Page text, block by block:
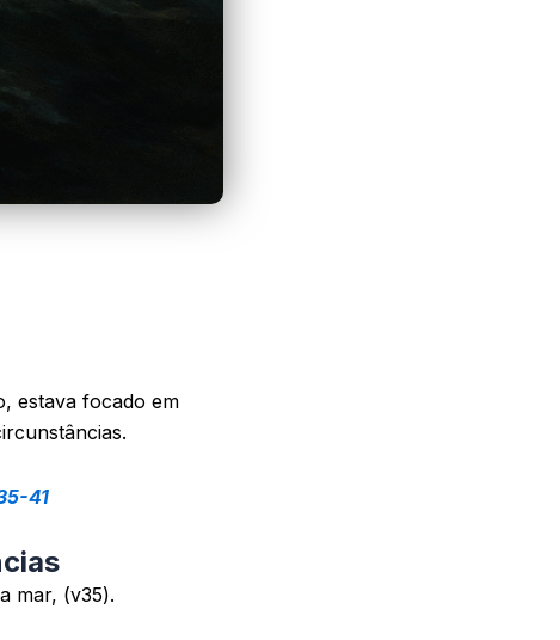
estava focado em
41
mar, (v35).